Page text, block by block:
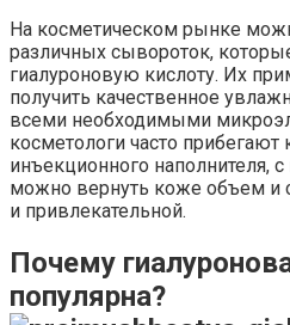
На косметическом рынке
различных сывороток,
гиалуроновую кислоту. Их
получить качественное
всеми необходимыми
косметологи часто
инъекционного наполнителя,
можно вернуть коже объем и
и привлекательной.
Почему
популярна?